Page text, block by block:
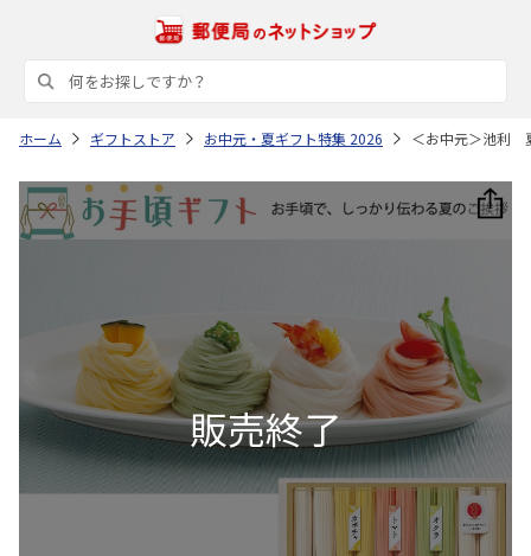
ホーム ギフトストア お中元・夏ギフト特集 2026 ＜お中元＞池利